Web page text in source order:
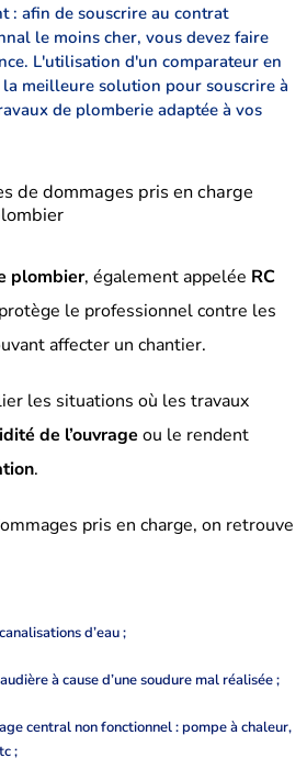
: afin de souscrire au contrat
le moins cher, vous devez faire
L'utilisation d'un comparateur en
meilleure solution pour souscrire à
de plomberie adaptée à vos
de dommages pris en charge
plombier, également appelée RC
le professionnel contre les
affecter un chantier.
les situations où les travaux
de l’ouvrage ou le rendent
.
pris en charge, on retrouve
d’eau ;
à cause d’une soudure mal réalisée ;
central non fonctionnel : pompe à chaleur,
;